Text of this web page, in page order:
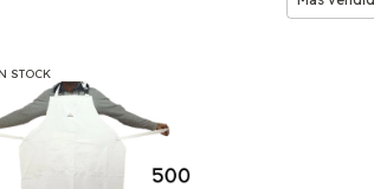
STOCK